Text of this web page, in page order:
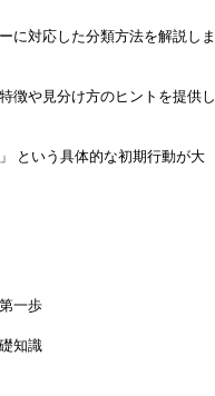
に対応した分類方法を解説しま
徴や見分け方のヒントを提供し
という具体的な初期行動が大
一歩
知識